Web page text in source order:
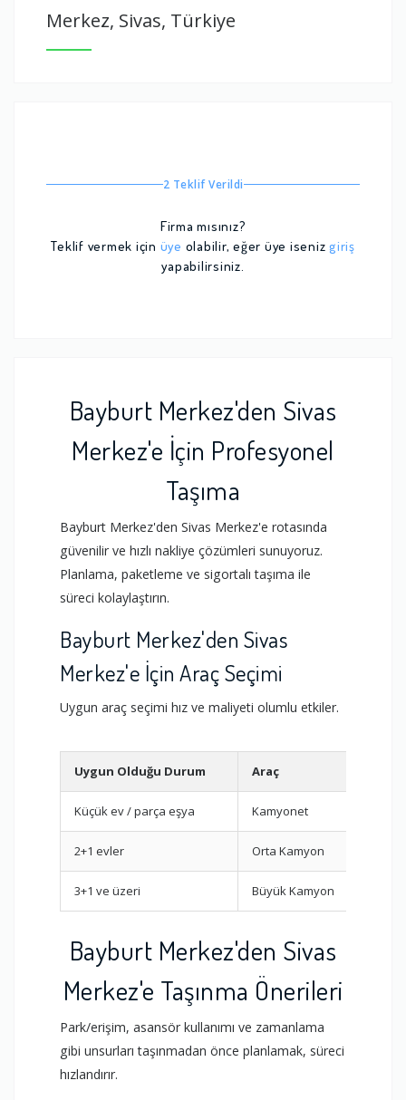
Merkez, Sivas, Türkiye
2 Teklif Verildi
Firma mısınız?
Teklif vermek için üye olabilir, eğer üye iseniz giriş
yapabilirsiniz.
Bayburt Merkez'den Sivas
Merkez'e İçin Profesyonel
Taşıma
Bayburt Merkez'den Sivas Merkez'e rotasında
güvenilir ve hızlı nakliye çözümleri sunuyoruz.
Planlama, paketleme ve sigortalı taşıma ile
süreci kolaylaştırın.
Bayburt Merkez'den Sivas
Merkez'e İçin Araç Seçimi
Uygun araç seçimi hız ve maliyeti olumlu etkiler.
Uygun Olduğu Durum Araç
Küçük ev / parça eşya Kamyonet
2+1 evler Orta Kamyon
3+1 ve üzeri Büyük Kamyon
Bayburt Merkez'den Sivas
Merkez'e Taşınma Önerileri
Park/erişim, asansör kullanımı ve zamanlama
gibi unsurları taşınmadan önce planlamak, süreci
hızlandırır.